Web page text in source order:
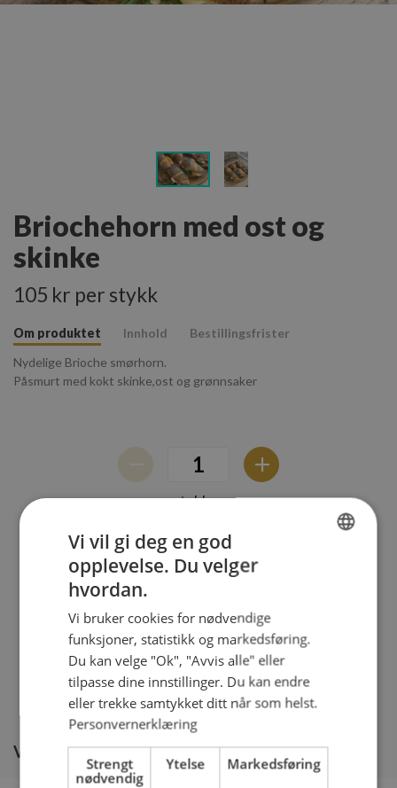
Briochehorn med ost og
skinke
105 kr per stykk
Om produktet Innhold
Bestillingsfrister
Nydelige Brioche smørhorn.
Påsmurt med kokt skinke,ost og grønnsaker
stykker
Totalt 105
Legg i kurven og handle mer
Kjøp og gå til kassen
Vil du legge til noe i tillegg?
Vi vil gi deg en god
opplevelse. Du velger
hvordan.
Vi bruker cookies for nødvendige
funksjoner, statistikk og markedsføring.
Du kan velge "Ok", "Avvis alle" eller
tilpasse dine innstillinger. Du kan endre
eller trekke samtykket ditt når som helst.
Personvernerklæring
Strengt
nødvendig
Ytelse Markedsføring